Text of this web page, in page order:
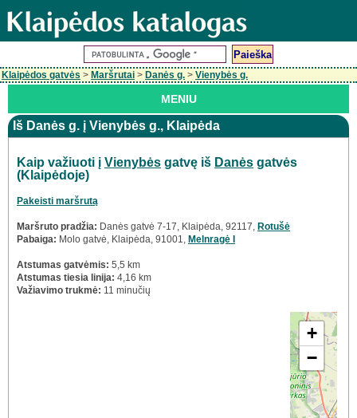
Klaipėdos gatvės > Maršrutai > Danės g. > Vienybės g.
MENIU
Iš Danės g. į Vienybės g., Klaipėda
Kaip važiuoti į Vienybės gatvę iš Danės gatvės
(Klaipėdoje)
Pakeisti maršrutą
Maršruto pradžia: Danės gatvė 7-17, Klaipėda, 92117, Rotušė
Pabaiga: Molo gatvė, Klaipėda, 91001, Melnragė I
Atstumas gatvėmis: 5,5 km
Atstumas tiesia linija: 4,16 km
Važiavimo trukmė: 11 minučių
+
−